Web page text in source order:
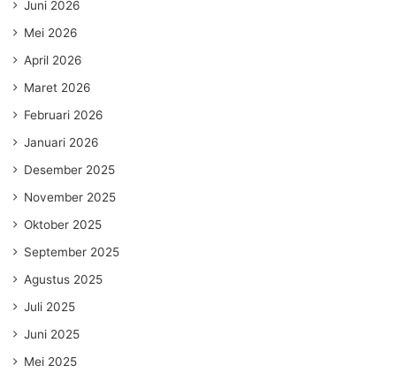
Juni 2026
Mei 2026
April 2026
Maret 2026
Februari 2026
Januari 2026
Desember 2025
November 2025
Oktober 2025
September 2025
Agustus 2025
Juli 2025
Juni 2025
Mei 2025